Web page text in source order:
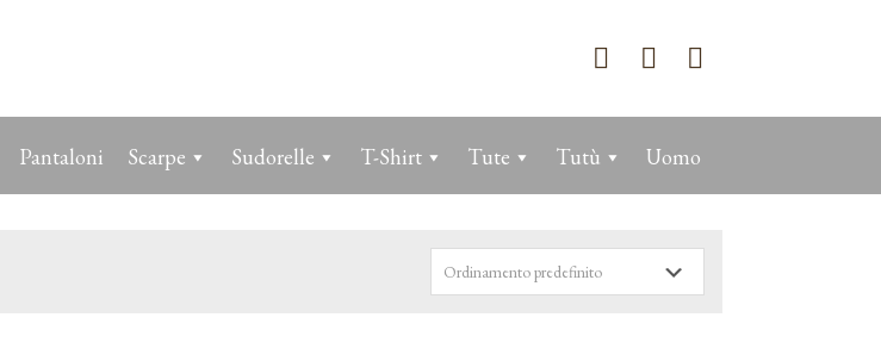
Pantaloni Scarpe Sudorelle T-Shirt Tute Tutù Uomo